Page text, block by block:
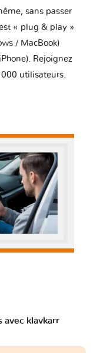
sans passer
« plug & play »
/ MacBook)
Rejoignez
utilisateurs.
klavkarr